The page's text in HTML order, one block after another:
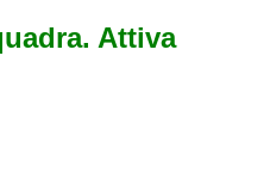
Attiva